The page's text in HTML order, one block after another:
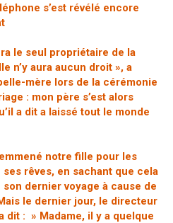
s’est révélé encore
le seul propriétaire de la
n’y aura aucun droit », a
mère lors de la cérémonie
: mon père s’est alors
a dit a laissé tout le monde
notre fille pour les
ses rêves, en sachant que cela
dernier voyage à cause de
le dernier jour, le directeur
dit : » Madame, il y a quelque